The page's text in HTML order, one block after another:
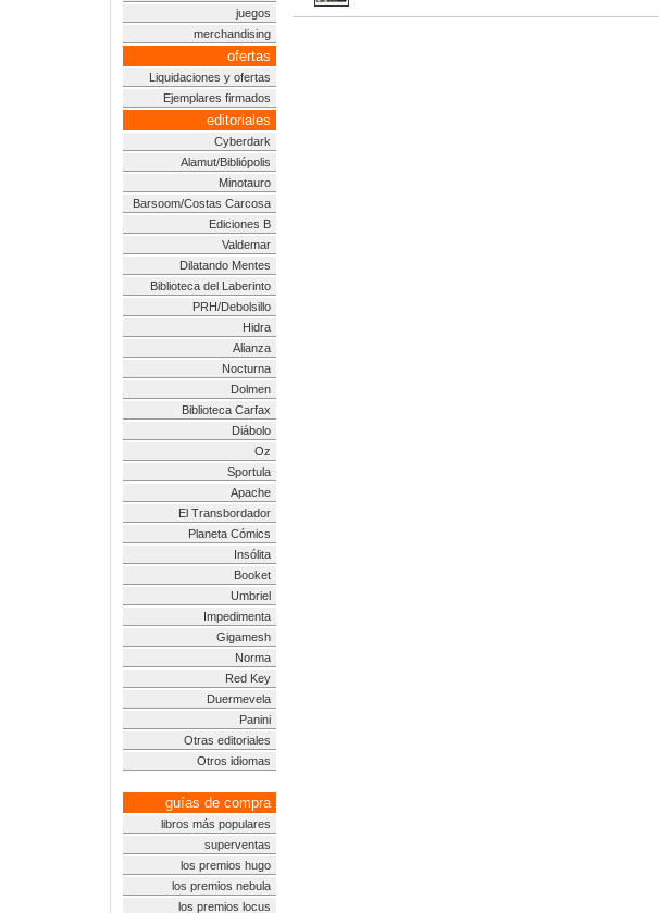
juegos
merchandising
ofertas
Liquidaciones y ofertas
Ejemplares firmados
editoriales
Cyberdark
Alamut/Bibliópolis
Minotauro
Barsoom/Costas Carcosa
Ediciones B
Valdemar
Dilatando Mentes
Biblioteca del Laberinto
PRH/Debolsillo
Hidra
Alianza
Nocturna
Dolmen
Biblioteca Carfax
Diábolo
Oz
Sportula
Apache
El Transbordador
Planeta Cómics
Insólita
Booket
Umbriel
Impedimenta
Gigamesh
Norma
Red Key
Duermevela
Panini
Otras editoriales
Otros idiomas
guías de compra
libros más populares
superventas
los premios hugo
los premios nebula
los premios locus